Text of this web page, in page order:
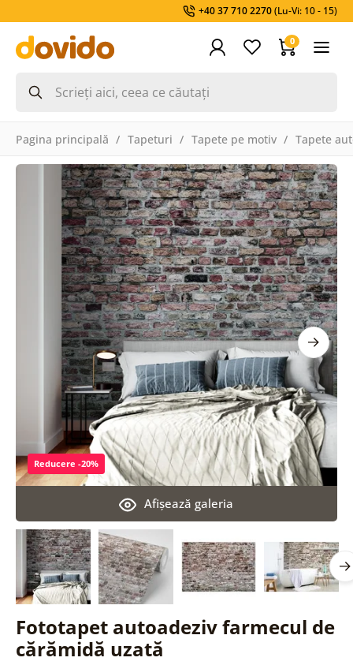
+40 37 710 2270(Lu-Vi: 10 - 15)
0
Pagina principală Tapeturi Tapete pe motiv Tapete
Fototapet autoadeziv farmecul de
cărămidă uzată
Afişează galeria
Reducere -20%